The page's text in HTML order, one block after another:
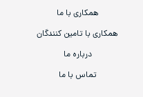
همکاری با ما
همکاری با تامین کنندگان
درباره ما
تماس با ما